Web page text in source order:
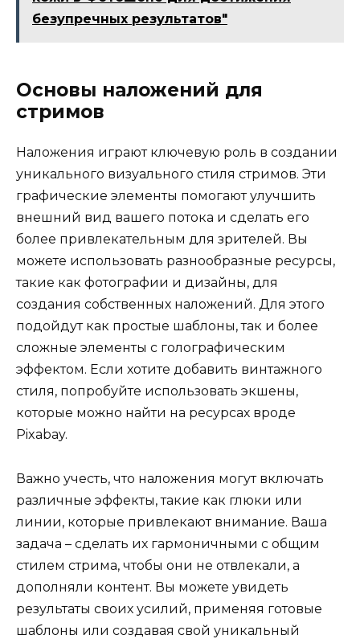
безупречных результатов"
Основы наложений для
стримов
Наложения играют ключевую роль в создании
уникального визуального стиля стримов. Эти
графические элементы помогают улучшить
внешний вид вашего потока и сделать его
более привлекательным для зрителей. Вы
можете использовать разнообразные ресурсы,
такие как фотографии и дизайны, для
создания собственных наложений. Для этого
подойдут как простые шаблоны, так и более
сложные элементы с голографическим
эффектом. Если хотите добавить винтажного
стиля, попробуйте использовать экшены,
которые можно найти на ресурсах вроде
Pixabay.
Важно учесть, что наложения могут включать
различные эффекты, такие как глюки или
линии, которые привлекают внимание. Ваша
задача – сделать их гармоничными с общим
стилем стрима, чтобы они не отвлекали, а
дополняли контент. Вы можете увидеть
результаты своих усилий, применяя готовые
шаблоны или создавая свой уникальный